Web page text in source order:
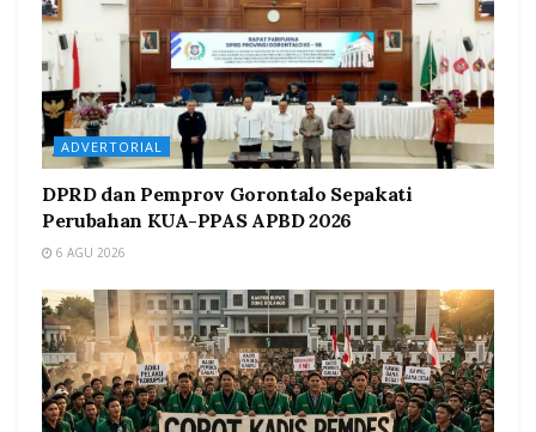
ADVERTORIAL
DPRD dan Pemprov Gorontalo Sepakati
Perubahan KUA-PPAS APBD 2026
6 AGU 2026